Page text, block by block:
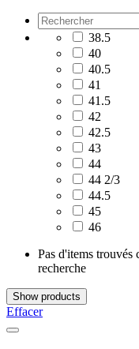
38.5
40
40.5
41
41.5
42
42.5
43
44
44 2/3
44.5
45
46
Pas d'items trouvés
recherche
Show products
Effacer